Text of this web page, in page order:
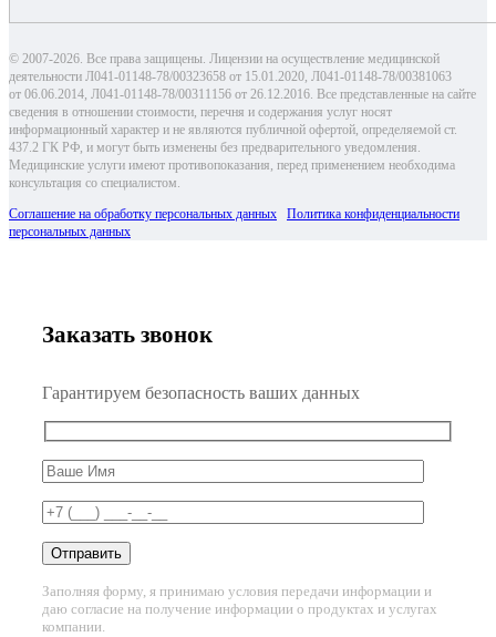
© 2007-2026. Все права защищены. Лицензии на осуществление медицинской
деятельности Л041-01148-78/00323658 от 15.01.2020, Л041-01148-78/00381063
от 06.06.2014, Л041-01148-78/00311156 от 26.12.2016. Все представленные на сайте
сведения в отношении стоимости, перечня и содержания услуг носят
информационный характер и не являются публичной офертой, определяемой ст.
437.2 ГК РФ, и могут быть изменены без предварительного уведомления.
Медицинские услуги имеют противопоказания, перед применением необходима
консультация со специалистом.
Соглашение на обработку персональных данных
Политика конфиденциальности
персональных данных
Заказать звонок
Гарантируем безопасность ваших данных
Заполняя форму, я принимаю условия передачи информации и
даю согласие на получение информации о продуктах и услугах
компании.